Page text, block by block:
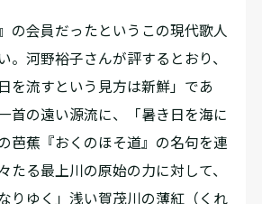
の会員だったというこの現代歌人
。河野裕子さんが評するとおり、
を流すという見方は新鮮」であ
首の遠い源流に、「暑き日を海に
芭蕉『おくのほそ道』の名句を連
たる最上川の原始の力に対して、
りゆく」浅い賀茂川の薄紅（くれ